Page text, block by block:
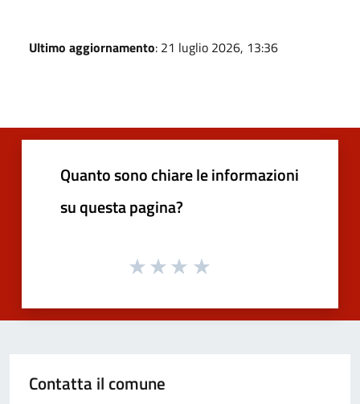
Ultimo aggiornamento: 21 luglio 2026, 13:36
Quanto sono chiare le informazioni
su questa pagina?
Contatta il comune